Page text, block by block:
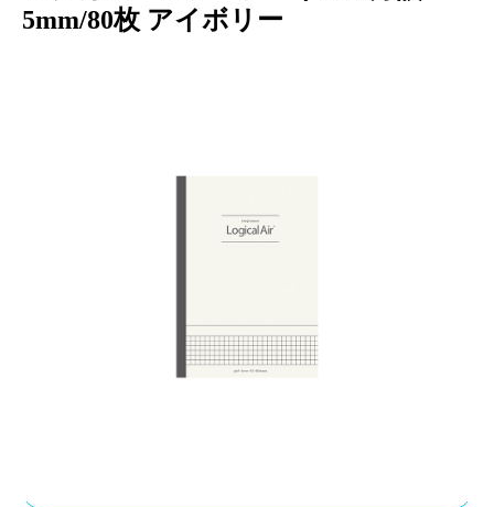
5mm/80枚 アイボリー
厚いのに軽いビジネス向けノート [方眼罫]
メモにも図の作成にも便利な方眼罫
当社従来品より約20％軽いロジカルエアー用紙を使用